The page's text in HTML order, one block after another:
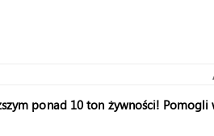
ponad 10 ton żywności! Pomogli